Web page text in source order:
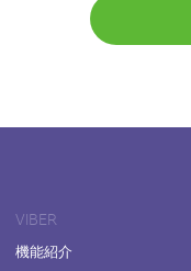
VIBER
機能紹介